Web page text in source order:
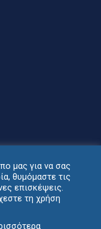
Ηλεκτρονικής
μας για να σας
θυμόμαστε τις
επισκέψεις.
τη χρήση